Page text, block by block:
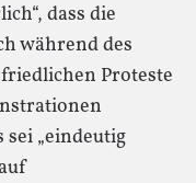
dass die
während des
Proteste
sei „eindeutig